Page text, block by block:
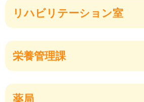
リハビリテーション室
栄養管理課
薬局